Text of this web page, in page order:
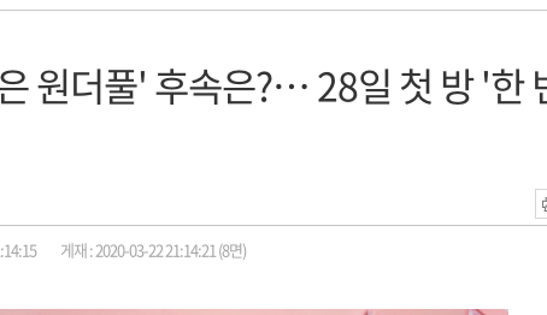
원더풀' 후속은?… 28일 첫 방 '한
게재 : 2020-03-22 21:14:21 (8면)